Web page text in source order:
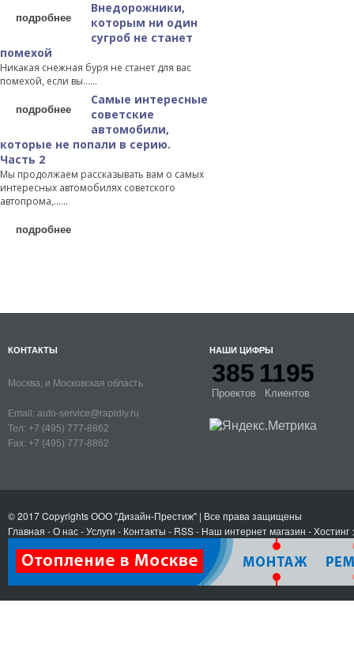
подробнее
Внедорожники,
которым ни один
сугроб не станет
помехой
Никакая снежная буря не станет для вас
помехой, если вы…...
подробнее
Самые интересные
советские
автомобили,
которые не попали в серию.
Часть 2
Мы продолжаем рассказывать вам о самых
интересных автомобилях советского
автопрома,…...
подробнее
КОНТАКТЫ
Москва, и Московская область
Email: auto-service@rapidly.ru
Тел: +7 (495) 777-8862
Fax: +7 (495) 777-8862
НАШИ ЦИФРЫ
385
Проектов
1195
Клиентов
© 2017 CopyrightsООО "Дизайн-Престиж" | Все права защищены
Главная -О нас-Услуги - Контакты - RSS- Наш интернет магазин -Хостинг